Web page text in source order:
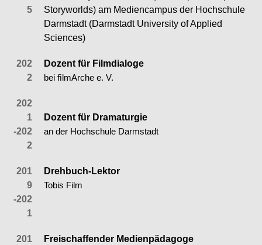
5
Storyworlds) am Mediencampus der Hochschule
Darmstadt (Darmstadt University of Applied
Sciences)
202
2
Dozent für Filmdialoge
bei ﬁlmArche e. V.
202
1
-202
2
Dozent für Dramaturgie
an der Hochschule Darmstadt
201
9
-202
1
Drehbuch-Lektor
Tobis Film
201 Freischaffender Medienpädagoge